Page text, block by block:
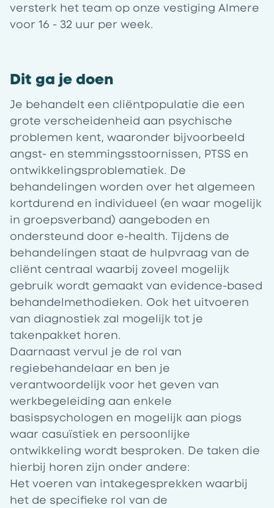
versterk het team op onze vestiging Almere
voor 16 - 32 uur per week.
Dit ga je doen
Je behandelt een cliëntpopulatie die een
grote verscheidenheid aan psychische
problemen kent, waaronder bijvoorbeeld
angst- en stemmingsstoornissen, PTSS en
ontwikkelingsproblematiek. De
behandelingen worden over het algemeen
kortdurend en individueel (en waar mogelijk
in groepsverband) aangeboden en
ondersteund door e-health. Tijdens de
behandelingen staat de hulpvraag van de
cliënt centraal waarbij zoveel mogelijk
gebruik wordt gemaakt van evidence-based
behandelmethodieken. Ook het uitvoeren
van diagnostiek zal mogelijk tot je
takenpakket horen.
Daarnaast vervul je de rol van
regiebehandelaar en ben je
verantwoordelijk voor het geven van
werkbegeleiding aan enkele
basispsychologen en mogelijk aan piogs
waar casuïstiek en persoonlijke
ontwikkeling wordt besproken. De taken die
hierbij horen zijn onder andere:
Het voeren van intakegesprekken waarbij
het de specifieke rol van de